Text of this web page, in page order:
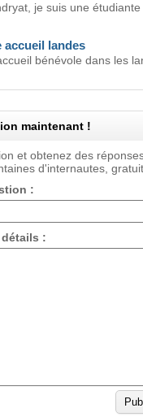
je suis une
accueil landes
bénévole dans les
maintenant !
et obtenez des
d'internautes,
:
: